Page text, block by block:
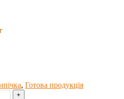
, Готова продукція
+